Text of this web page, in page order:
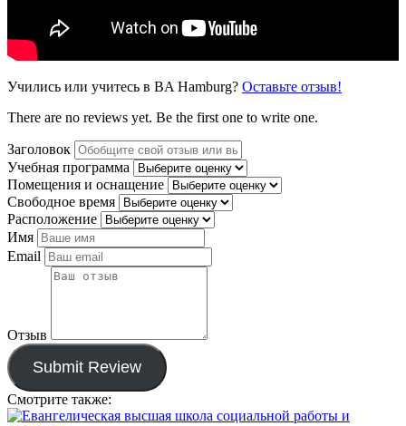
Учились или учитесь в BA Hamburg? Оставьте отзыв!
There are no reviews yet. Be the first one to write one.
Заголовок
Учебная программа
Помещения и оснащение
Свободное время
Расположение
Имя
Email
Отзыв
Submit Review
Смотрите также: